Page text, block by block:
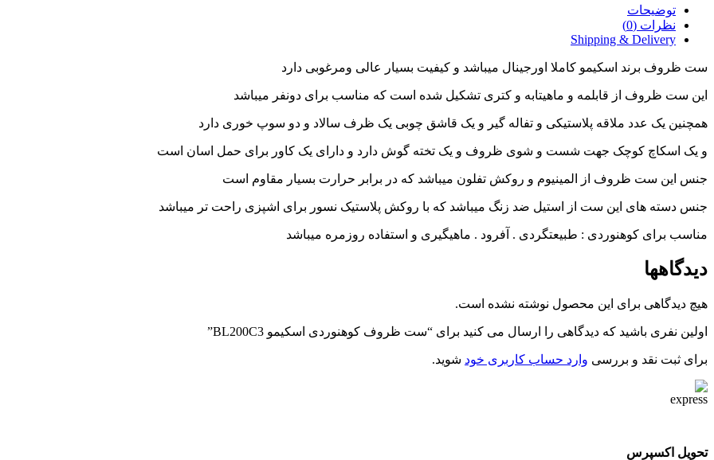
توضیحات
نظرات (0)
Shipping & Delivery
ست ظروف برند اسکیمو کاملا اورجینال میباشد و کیفیت بسیار عالی ومرغوبی دارد
این ست ظروف از قابلمه و ماهیتابه و کتری تشکیل شده است که مناسب برای دونفر میباشد
همچنین یک عدد ملاقه پلاستیکی و تفاله گیر و یک قاشق چوبی یک ظرف سالاد و دو سوپ خوری دارد
و یک اسکاچ کوچک جهت شست و شوی ظروف و یک تخته گوش دارد و دارای یک کاور برای حمل اسان است
جنس این ست ظروف از المینیوم و روکش تفلون میباشد که در برابر حرارت بسیار مقاوم است
جنس دسته های این ست از استیل ضد زنگ میباشد که با روکش پلاستیک نسور برای اشپزی راحت تر میباشد
مناسب برای کوهنوردی : طبیعتگردی . آفرود . ماهیگیری و استفاده روزمره میباشد
دیدگاهها
هیچ دیدگاهی برای این محصول نوشته نشده است.
اولین نفری باشید که دیدگاهی را ارسال می کنید برای “ست ظروف کوهنوردی اسکیمو BL200C3”
برای ثبت نقد و بررسی وارد حساب کاربری خود شوید.
تحویل اکسپرس